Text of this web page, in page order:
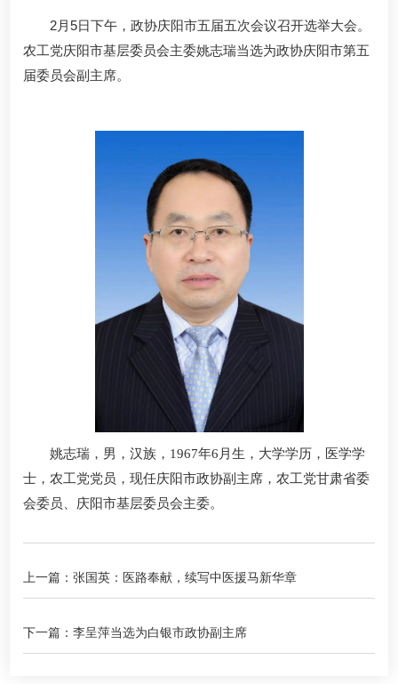
2月5日下午，政协庆阳市五届五次会议召开选举大会。
农工党庆阳市基层委员会主委姚志瑞当选为政协庆阳市第五
届委员会副主席。
姚志瑞，男，汉族，1967年6月生，大学学历，医学学
士，农工党党员，现任庆阳市政协副主席，农工党甘肃省委
会委员、庆阳市基层委员会主委。
上一篇：张国英：医路奉献，续写中医援马新华章
下一篇：李呈萍当选为白银市政协副主席